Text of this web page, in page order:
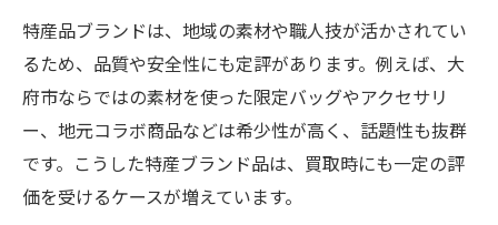
特産品ブランドは、地域の素材や職人技が活かされてい
るため、品質や安全性にも定評があります。例えば、大
府市ならではの素材を使った限定バッグやアクセサリ
ー、地元コラボ商品などは希少性が高く、話題性も抜群
です。こうした特産ブランド品は、買取時にも一定の評
価を受けるケースが増えています。